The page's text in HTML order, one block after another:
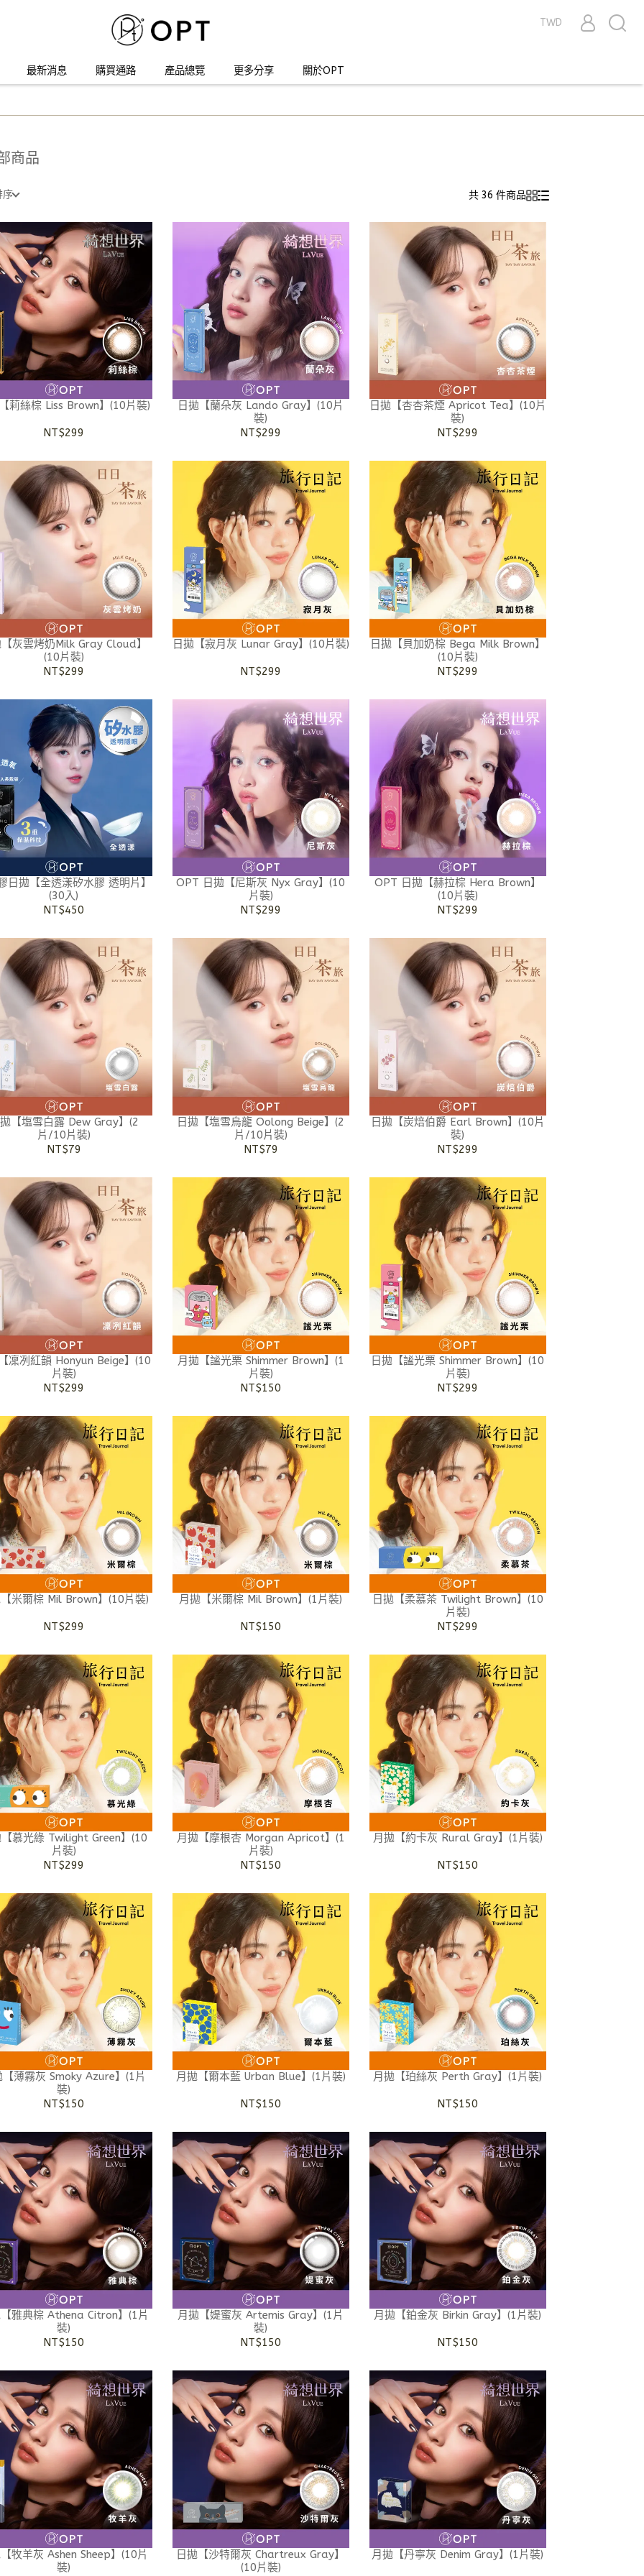
TWD
最新消息 購買通路 產品總覽 更多分享 關於OPT
商品
序 共 36 件商品
莉絲棕 Liss Brown】(10片裝)
NT$299
日拋【蘭朵灰 Lando Gray】(10片
裝)
NT$299
日拋【杏杏茶煙 Apricot Tea】(10片
裝)
NT$299
灰雲烤奶Milk Gray Cloud】
(10片裝)
NT$299
日拋【寂月灰 Lunar Gray】(10片裝)
NT$299
日拋【貝加奶棕 Bega Milk Brown】
(10片裝)
NT$299
日拋【全透漾矽水膠 透明片】
(30入)
NT$450
OPT 日拋【尼斯灰 Nyx Gray】(10
片裝)
NT$299
OPT 日拋【赫拉棕 Hera Brown】
(10片裝)
NT$299
【塩雪白露 Dew Gray】(2
片/10片裝)
NT$79
日拋【塩雪烏龍 Oolong Beige】(2
片/10片裝)
NT$79
日拋【炭焙伯爵 Earl Brown】(10片
裝)
NT$299
凜冽紅韻 Honyun Beige】(10
片裝)
NT$299
月拋【謐光栗 Shimmer Brown】(1
片裝)
NT$150
日拋【謐光栗 Shimmer Brown】(10
片裝)
NT$299
米爾棕 Mil Brown】(10片裝)
NT$299
月拋【米爾棕 Mil Brown】(1片裝)
NT$150
日拋【柔慕茶 Twilight Brown】(10
片裝)
NT$299
慕光綠 Twilight Green】(10
片裝)
NT$299
月拋【摩根杏 Morgan Apricot】(1
片裝)
NT$150
月拋【約卡灰 Rural Gray】(1片裝)
NT$150
【薄霧灰 Smoky Azure】(1片
裝)
NT$150
月拋【爾本藍 Urban Blue】(1片裝)
NT$150
月拋【珀絲灰 Perth Gray】(1片裝)
NT$150
雅典棕 Athena Citron】(1片
裝)
NT$150
月拋【媞蜜灰 Artemis Gray】(1片
裝)
NT$150
月拋【鉑金灰 Birkin Gray】(1片裝)
NT$150
牧羊灰 Ashen Sheep】(10片
裝)
日拋【沙特爾灰 Chartreux Gray】
(10片裝)
月拋【丹寧灰 Denim Gray】(1片裝)